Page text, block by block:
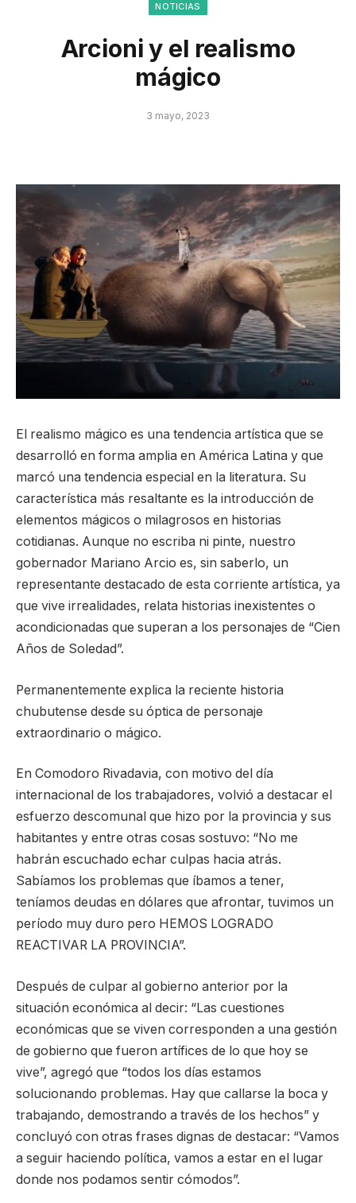
NOTICIAS
Arcioni y el realismo
mágico
3 mayo, 2023
El realismo mágico es una tendencia artística que se
desarrolló en forma amplia en América Latina y que
marcó una tendencia especial en la literatura. Su
característica más resaltante es la introducción de
elementos mágicos o milagrosos en historias
cotidianas. Aunque no escriba ni pinte, nuestro
gobernador Mariano Arcio es, sin saberlo, un
representante destacado de esta corriente artística, ya
que vive irrealidades, relata historias inexistentes o
acondicionadas que superan a los personajes de “Cien
Años de Soledad”.
Permanentemente explica la reciente historia
chubutense desde su óptica de personaje
extraordinario o mágico.
En Comodoro Rivadavia, con motivo del día
internacional de los trabajadores, volvió a destacar el
esfuerzo descomunal que hizo por la provincia y sus
habitantes y entre otras cosas sostuvo: “No me
habrán escuchado echar culpas hacia atrás.
Sabíamos los problemas que íbamos a tener,
teníamos deudas en dólares que afrontar, tuvimos un
período muy duro pero HEMOS LOGRADO
REACTIVAR LA PROVINCIA”.
Después de culpar al gobierno anterior por la
situación económica al decir: “Las cuestiones
económicas que se viven corresponden a una gestión
de gobierno que fueron artífices de lo que hoy se
vive”, agregó que “todos los días estamos
solucionando problemas. Hay que callarse la boca y
trabajando, demostrando a través de los hechos” y
concluyó con otras frases dignas de destacar: “Vamos
a seguir haciendo política, vamos a estar en el lugar
donde nos podamos sentir cómodos”.